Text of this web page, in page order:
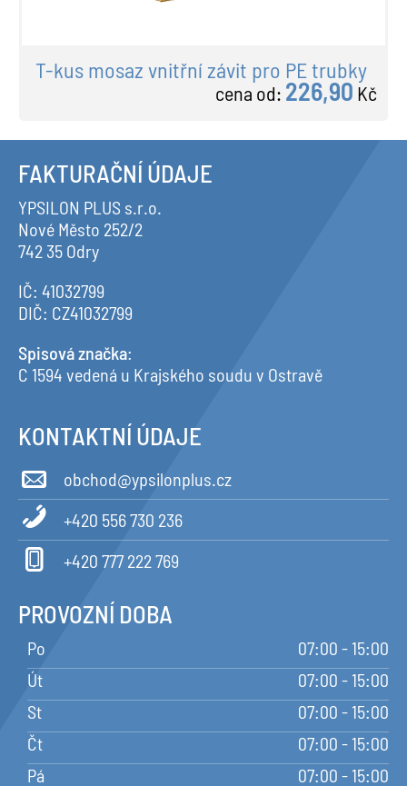
T-kus mosaz vnitřní závit pro PE trubky
cena od: 226,90 Kč
FAKTURAČNÍ ÚDAJE
YPSILON PLUS s.r.o.
Nové Město 252/2
742 35 Odry
IČ: 41032799
DIČ: CZ41032799
Spisová značka:
C 1594 vedená u Krajského soudu v Ostravě
KONTAKTNÍ ÚDAJE
obchod@ypsilonplus.cz
+420 556 730 236
+420 777 222 769
PROVOZNÍ DOBA
Po
07:00 - 15:00
Út
07:00 - 15:00
St
07:00 - 15:00
Čt
07:00 - 15:00
Pá
07:00 - 15:00